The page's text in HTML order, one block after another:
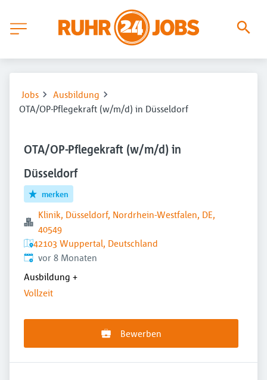
Jobs
Ausbildung
OTA/OP-Pflegekraft (w/m/d) in Düsseldorf
OTA/OP-Pflegekraft (w/m/d) in
Düsseldorf
merken
Klinik, Düsseldorf, Nordrhein-Westfalen, DE,
40549
42103 Wuppertal, Deutschland
Veröffentlicht:
vor 8 Monaten
Ausbildung +
Vollzeit
Bewerben